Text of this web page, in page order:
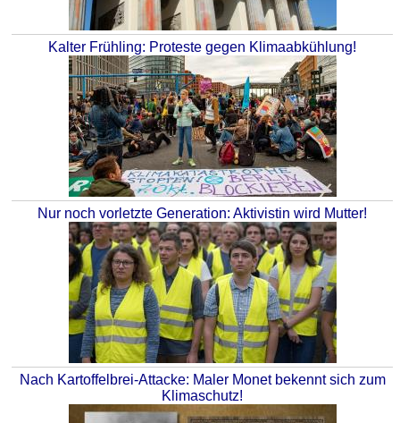
Kalter Frühling: Proteste gegen Klimaabkühlung!
Nur noch vorletzte Generation: Aktivistin wird Mutter!
Nach Kartoffelbrei-Attacke: Maler Monet bekennt sich zum
Klimaschutz!